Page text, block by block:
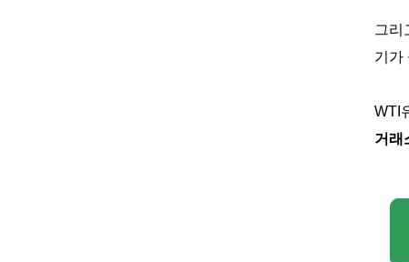
그리
기가
WTI
거래